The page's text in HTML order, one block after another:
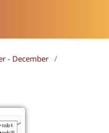
- December /